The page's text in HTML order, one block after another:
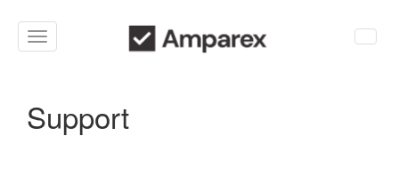
Toggle
navigation
Support